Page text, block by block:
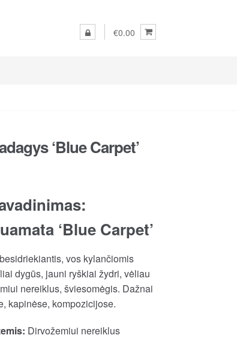
€0.00
‘Blue Carpet’
‘Blue Carpet’
vos kylančiomis
dygūs, jauni ryškiai žydri, vėliau
nereiklus, šviesomėgis. Dažnai
kapinėse, kompozicijose.
Dirvožemiui nereiklus